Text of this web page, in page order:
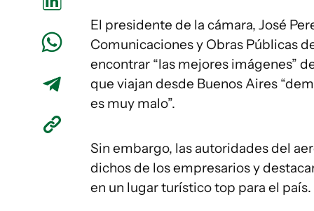
El presidente de la cámara, José
Comunicaciones y Obras Públicas
encontrar “las mejores imágenes”
que viajan desde Buenos Aires
es muy malo”.
Sin embargo, las autoridades del
dichos de los empresarios y
en un lugar turístico top para el país.